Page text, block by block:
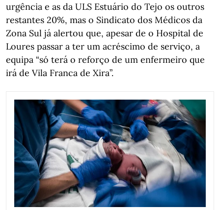
urgência e as da ULS Estuário do Tejo os outros
restantes 20%, mas o Sindicato dos Médicos da
Zona Sul já alertou que, apesar de o Hospital de
Loures passar a ter um acréscimo de serviço, a
equipa “só terá o reforço de um enfermeiro que
irá de Vila Franca de Xira”.